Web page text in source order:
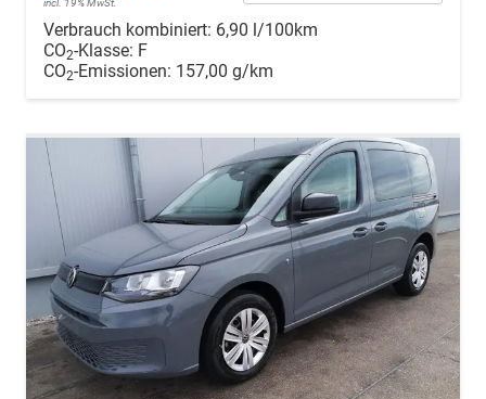
Verbrauch kombiniert: 6,90 l/100km
CO2-Klasse: F
CO2-Emissionen: 157,00 g/km